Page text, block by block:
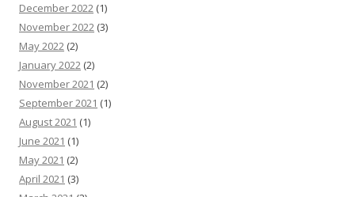
December 2022 (1)
November 2022 (3)
May 2022 (2)
January 2022 (2)
November 2021 (2)
September 2021 (1)
August 2021 (1)
June 2021 (1)
May 2021 (2)
April 2021 (3)